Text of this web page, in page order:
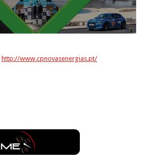
http://www.cpnovasenergias.pt/